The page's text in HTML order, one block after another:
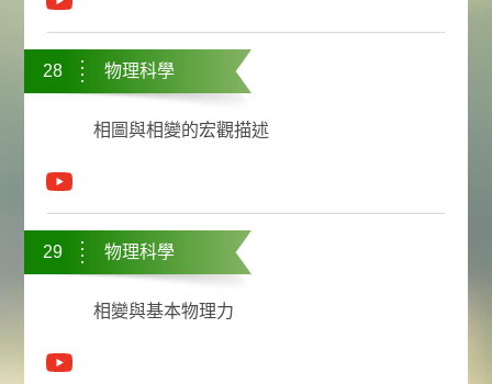
28 物理科學
相圖與相變的宏觀描述
29 物理科學
相變與基本物理力